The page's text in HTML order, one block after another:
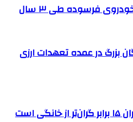
بزرگ در عمده تعهدات ارزی
است